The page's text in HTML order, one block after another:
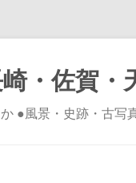
・佐賀
●風景・史跡・古写